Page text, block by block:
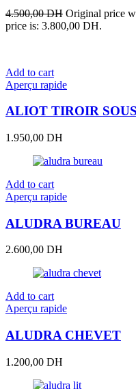
4.500,00DH Original price
price is: 3.800,00 DH.
Add to cart
Aperçu rapide
ALIOT TIROIR
1.950,00 DH
Add to cart
Aperçu rapide
ALUDRA BUREAU
2.600,00 DH
Add to cart
Aperçu rapide
ALUDRA CHEVET
1.200,00 DH